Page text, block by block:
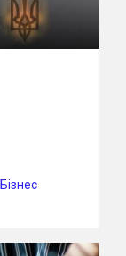
Бізнес